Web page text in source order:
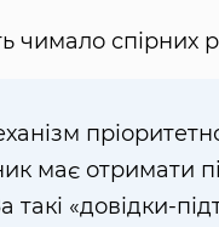
чимало спірних
має отримати
такі «довідки-